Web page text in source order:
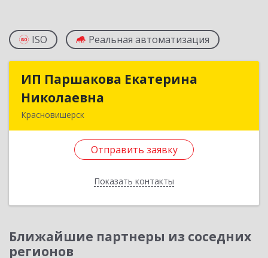
ISO Реальная автоматизация
ИП Паршакова Екатерина
Николаевна
Красновишерск
Отправить заявку
Показать контакты
ИП Паршакова Екатерина
Карла Маркса ул, дом № 27, кв.8
Ближайшие партнеры из соседних
регионов